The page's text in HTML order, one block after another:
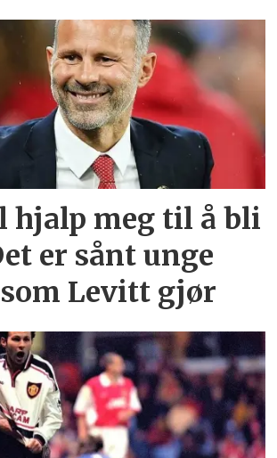
hjalp meg til å bli
er sånt unge
Levitt gjør